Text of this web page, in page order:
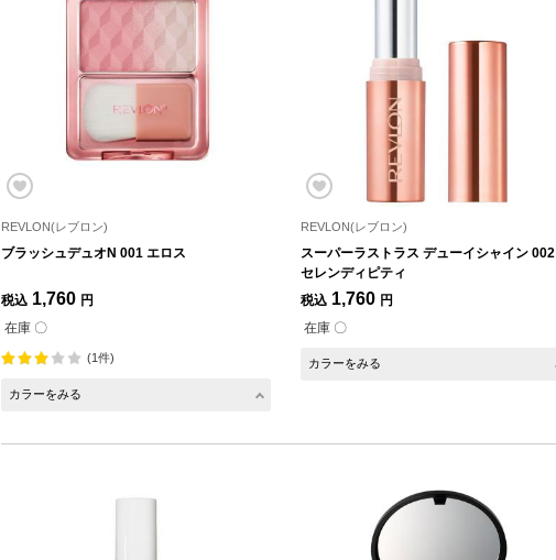
REVLON(レブロン)
ブラッシュデュオN 001 エロス
税込 1,760 円
在庫 〇
(1件)
カラーをみる
REVLON(レブロン)
スーパーラストラス デューイシャイン 002
セレンディピティ
税込 1,760 円
在庫 〇
カラーをみる